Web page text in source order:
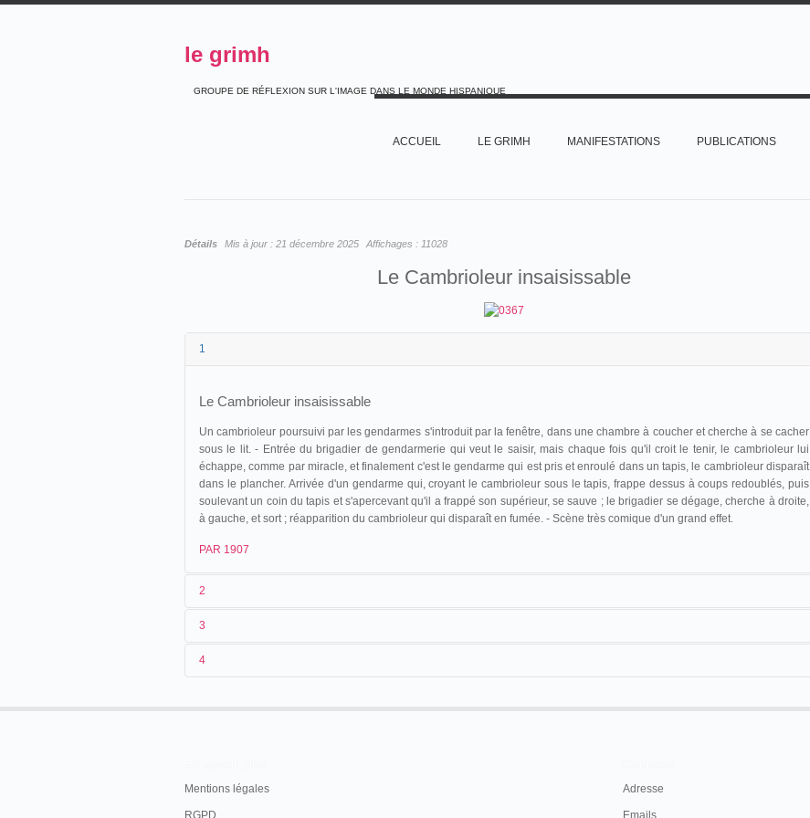
le grimh
GROUPE DE RÉFLEXION SUR L'IMAGE DANS LE MONDE HISPANIQUE
ACCUEIL LE GRIMH MANIFESTATIONS PUBLICATIONS
Détails Mis à jour : 21 décembre 2025 Affichages : 11028
Le Cambrioleur insaisissable
1
Le Cambrioleur insaisissable
Un cambrioleur poursuivi par les gendarmes s'introduit par la fenêtre, dans une chambre à coucher et cherche à se cacher
sous le lit. - Entrée du brigadier de gendarmerie qui veut le saisir, mais chaque fois qu'il croit le tenir, le cambrioleur lui
échappe, comme par miracle, et finalement c'est le gendarme qui est pris et enroulé dans un tapis, le cambrioleur disparaît
dans le plancher. Arrivée d'un gendarme qui, croyant le cambrioleur sous le tapis, frappe dessus à coups redoublés, puis
soulevant un coin du tapis et s'apercevant qu'il a frappé son supérieur, se sauve ; le brigadier se dégage, cherche à droite,
à gauche, et sort ; réapparition du cambrioleur qui disparaît en fumée. - Scène très comique d'un grand effet.
PAR 1907
2
2
3
4
Mentions légales
RGPD
Adresse
Emails